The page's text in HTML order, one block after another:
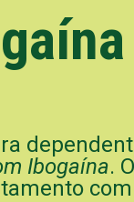
Ibogaína.